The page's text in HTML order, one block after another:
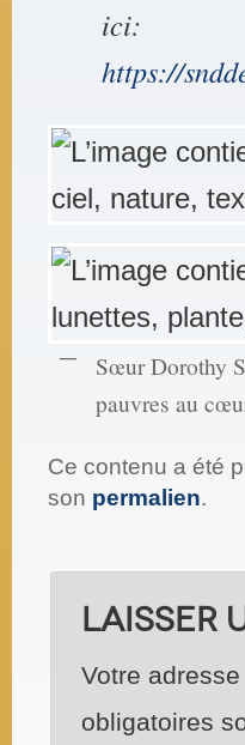
ici:
https://
Sœur Dorothy
pauvres au
Ce contenu a été
son permalien.
Laisser
Votre
obligatoires